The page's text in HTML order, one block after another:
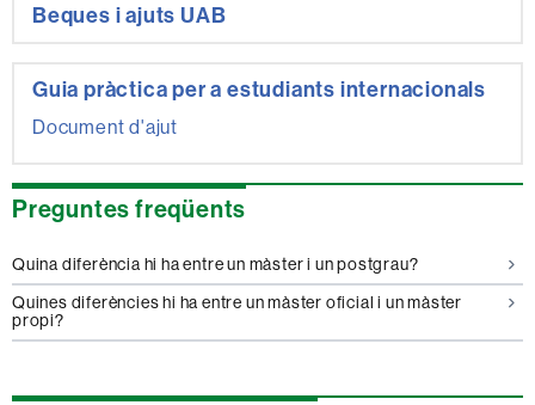
Beques i ajuts UAB
Guia pràctica per a estudiants internacionals
Document d'ajut
Preguntes freqüents
Quina diferència hi ha entre un màster i un postgrau?
Quines diferències hi ha entre un màster oficial i un màster
propi?